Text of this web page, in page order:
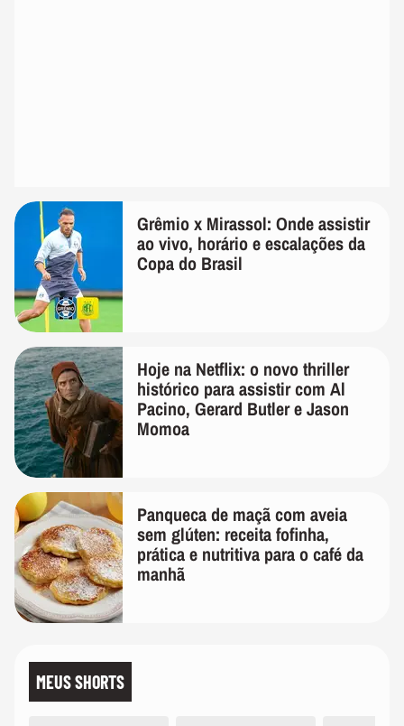
Grêmio x Mirassol: Onde assistir
ao vivo, horário e escalações da
Copa do Brasil
Hoje na Netflix: o novo thriller
histórico para assistir com Al
Pacino, Gerard Butler e Jason
Momoa
Panqueca de maçã com aveia
sem glúten: receita fofinha,
prática e nutritiva para o café da
manhã
MEUS SHORTS